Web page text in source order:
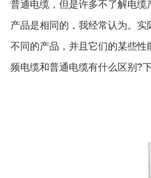
普通电缆，但是许多不了解电
产品是相同的，我经常认为。
不同的产品，并且它们的某些
频电缆和普通电缆有什么区别?